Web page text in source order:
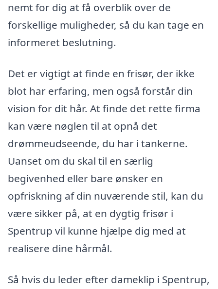
nemt for dig at få overblik over de
forskellige muligheder, så du kan tage en
informeret beslutning.
Det er vigtigt at finde en frisør, der ikke
blot har erfaring, men også forstår din
vision for dit hår. At finde det rette firma
kan være nøglen til at opnå det
drømmeudseende, du har i tankerne.
Uanset om du skal til en særlig
begivenhed eller bare ønsker en
opfriskning af din nuværende stil, kan du
være sikker på, at en dygtig frisør i
Spentrup vil kunne hjælpe dig med at
realisere dine hårmål.
Så hvis du leder efter dameklip i Spentrup,